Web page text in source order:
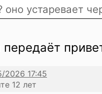
оно устаревает
12 лет